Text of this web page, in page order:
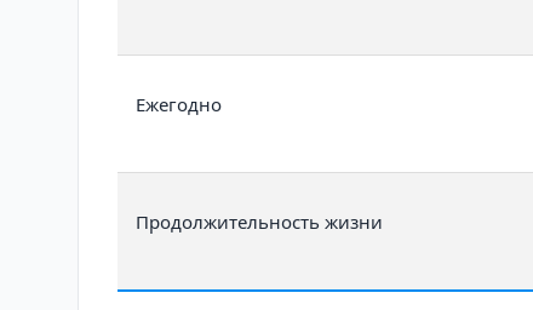
Ежегодно
Продолжительность жизни